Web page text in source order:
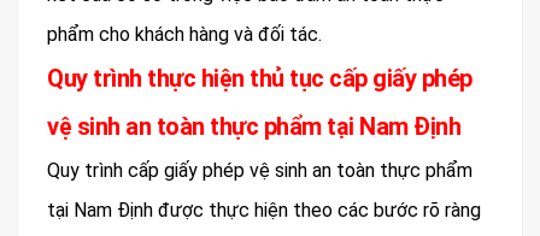
phẩm cho khách hàng và đối tác.
Quy trình thực hiện thủ tục cấp giấy phép
vệ sinh an toàn thực phẩm tại Nam Định
Quy trình cấp giấy phép vệ sinh an toàn thực phẩm
tại Nam Định được thực hiện theo các bước rõ ràng